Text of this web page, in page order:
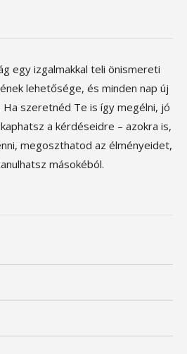
egy izgalmakkal teli önismereti
lehetősége, és minden nap új
szeretnéd Te is így megélni, jó
a kérdéseidre – azokra is,
megoszthatod az élményeidet,
másokéból.